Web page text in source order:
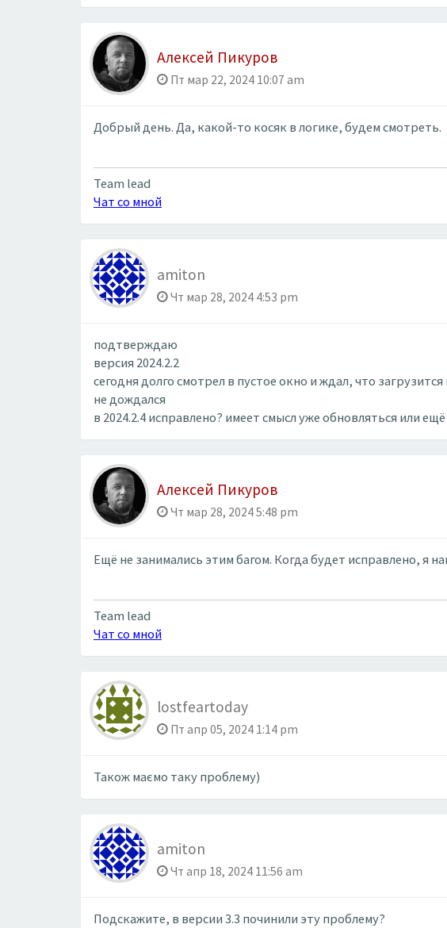
Алексей Пикуров
Пт мар 22, 2024 10:07 am
Добрый день. Да, какой-то косяк в логике, будем смотреть.
Team lead
Чат со мной
amiton
Чт мар 28, 2024 4:53 pm
подтверждаю
версия 2024.2.2
сегодня долго смотрел в пустое окно и ждал, что
не дождался
в 2024.2.4 исправлено? имеет смысл уже обновляться или
Алексей Пикуров
Чт мар 28, 2024 5:48 pm
Ещё не занимались этим багом. Когда будет исправлено, я
Team lead
Чат со мной
lostfeartoday
Пт апр 05, 2024 1:14 pm
Також маємо таку проблему)
amiton
Чт апр 18, 2024 11:56 am
Подскажите, в версии 3.3 починили эту проблему?